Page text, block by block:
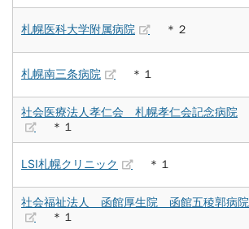
札幌医科大学附属病院 ＊２
札幌南三条病院 ＊１
社会医療法人孝仁会 札幌孝仁会記念病院
＊１
LSI札幌クリニック ＊１
社会福祉法人 函館厚生院 函館五稜郭病院
＊１